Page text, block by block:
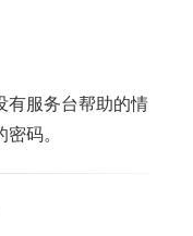
有服务台帮助的情
码。